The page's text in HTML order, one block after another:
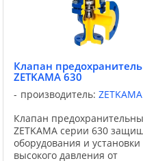
Клапан
ZETKAMA 630
производитель: ZETKAMA
Клапан
ZETKAMA серии 630
оборудования и установки
высокого давления от